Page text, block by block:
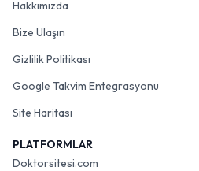
Hakkımızda
Bize Ulaşın
Gizlilik Politikası
Google Takvim Entegrasyonu
Site Haritası
PLATFORMLAR
Doktorsitesi.com